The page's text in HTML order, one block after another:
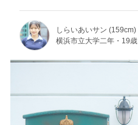
しらいあいサン (159cm)
横浜市立大学二年・19歳